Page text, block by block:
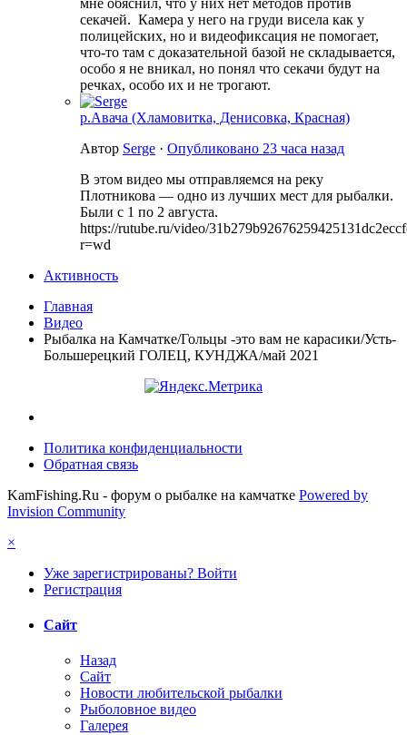
секачей. Камера у него на груди висела как у
полицейских, но и видеофиксация не помогает,
что-то там с доказательной базой не складывается,
особо я не вникал, но понял что секачи будут на
речках, особо их и не трогают.
р.Авача (Хламовитка, Денисовка, Красная)
Автор Serge · Опубликовано 23 часа назад
В этом видео мы отправляемся на реку
Плотникова — одно из лучших мест для рыбалки.
Были с 1 по 2 августа.
https://rutube.ru/video/
r=wd
Активность
Главная
Видео
Рыбалка на Камчатке/Гольцы -это вам не карасики/Усть-
Большерецкий ГОЛЕЦ, КУНДЖА/май 2021
Политика конфиденциальности
Обратная связь
KamFishing.Ru - форум о рыбалке на камчатке Powered by
Invision Community
×
Уже зарегистрированы? Войти
Регистрация
Сайт
Назад
Сайт
Новости любительской рыбалки
Рыболовное видео
Галерея